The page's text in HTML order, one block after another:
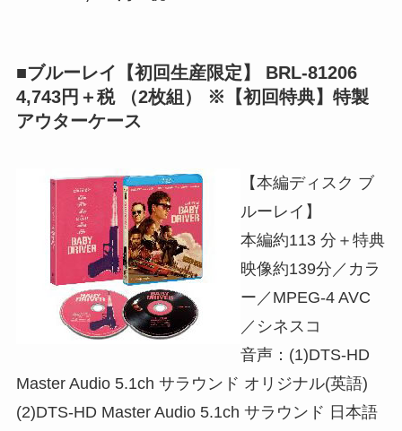
■ブルーレイ【初回生産限定】 BRL-81206
4,743円＋税 （2枚組） ※【初回特典】特製
アウターケース
【本編ディスク ブ
ルーレイ】
本編約113 分＋特典
映像約139分／カラ
ー／MPEG-4 AVC
／シネスコ
音声：(1)DTS-HD
Master Audio 5.1ch サラウンド オリジナル(英語)
(2)DTS-HD Master Audio 5.1ch サラウンド 日本語